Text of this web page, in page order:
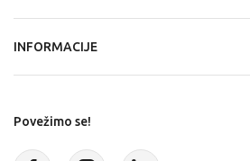
INFORMACIJE
Povežimo se!